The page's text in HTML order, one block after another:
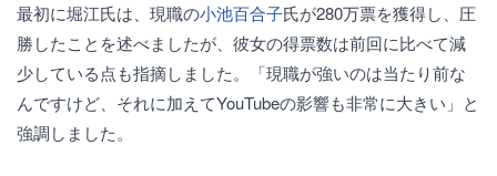
最初に堀江氏は、現職の小池百合子氏が280万票を獲得し、圧
勝したことを述べましたが、彼女の得票数は前回に比べて減
少している点も指摘しました。「現職が強いのは当たり前な
んですけど、それに加えてYouTubeの影響も非常に大きい」と
強調しました。